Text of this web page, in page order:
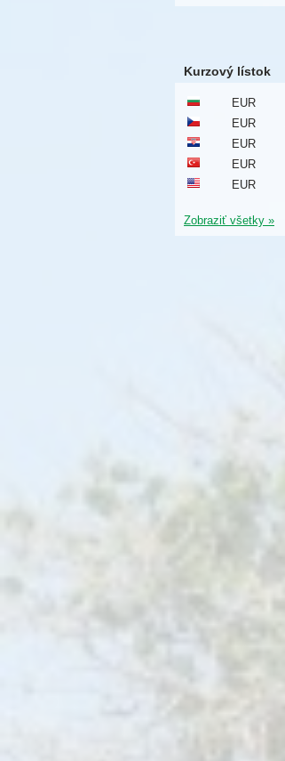
Kurzový lístok
EUR
EUR
EUR
EUR
EUR
Zobraziť všetky »